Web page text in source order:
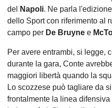
del
Napoli. Ne parla
dello Sport con riferimento al
campo per De Bruyne e
Per avere entrambi, si legge,
durante la gara, Conte
maggiori libertà quando la
Lo scozzese può tagliare da
frontalmente la linea